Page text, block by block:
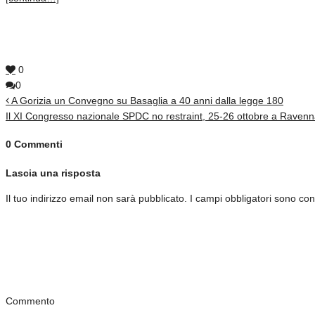
0
0
A Gorizia un Convegno su Basaglia a 40 anni dalla legge 180
Il XI Congresso nazionale SPDC no restraint, 25-26 ottobre a
0 Commenti
Lascia una risposta
Il tuo indirizzo email non sarà pubblicato. I campi obbligatori sono
Commento